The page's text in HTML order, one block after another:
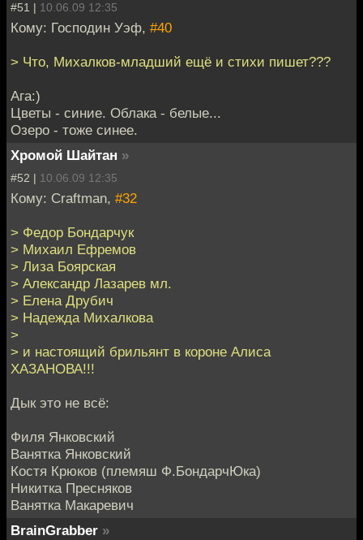
#51 | 10.06.09 12:35
Кому: Господин Уэф, #40
> Что, Михалков-младший ещё и стихи пишет???
Ага:)
Цветы - синие. Облака - белые...
Озеро - тоже синее.
Хромой Шайтан »
#52 | 10.06.09 12:35
Кому: Craftman, #32
> Федор Бондарчук
> Михаил Ефремов
> Лиза Боярская
> Александр Лазарев мл.
> Елена Друбич
> Надежда Михалкова
>
> и настоящий брильянт в короне Алиса
ХАЗАНОВА!!!
Дык это не всё:
Филя Янковский
Ванятка Янковский
Костя Крюков (племяш Ф.БондарчЮка)
Никитка Пресняков
Ванятка Макаревич
BrainGrabber »